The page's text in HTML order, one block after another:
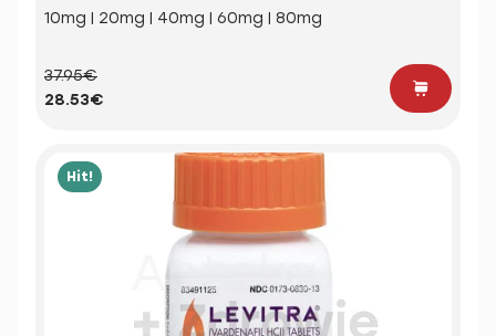
10mg | 20mg | 40mg | 60mg | 80mg
37.95€
28.53€
Hit!